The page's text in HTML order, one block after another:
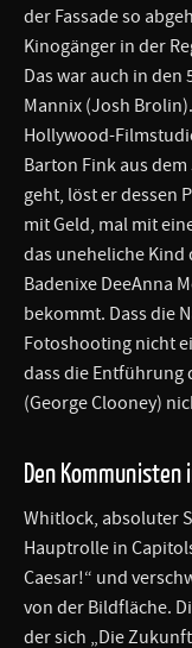
der Fassade so
Kinogänger in der
Das war auch in den
Mannix (Josh
Hollywood-
Barton Fink aus
geht, löst er dessen
mit Geld, mal mit
das uneheliche
Badenixe DeeAnna
bekommt. Dass die
Fotoshooting nicht
dass die Entführung
(George Clooney)
Den Kommunisten
Whitlock, absoluter
Hauptrolle in
Caesar!“ und
von der Bildfläche.
der sich „Die